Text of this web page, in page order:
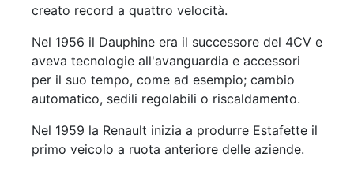
creato record a quattro velocità.
Nel 1956 il Dauphine era il successore del 4CV e
aveva tecnologie all'avanguardia e accessori
per il suo tempo, come ad esempio; cambio
automatico, sedili regolabili o riscaldamento.
Nel 1959 la Renault inizia a produrre Estafette il
primo veicolo a ruota anteriore delle aziende.